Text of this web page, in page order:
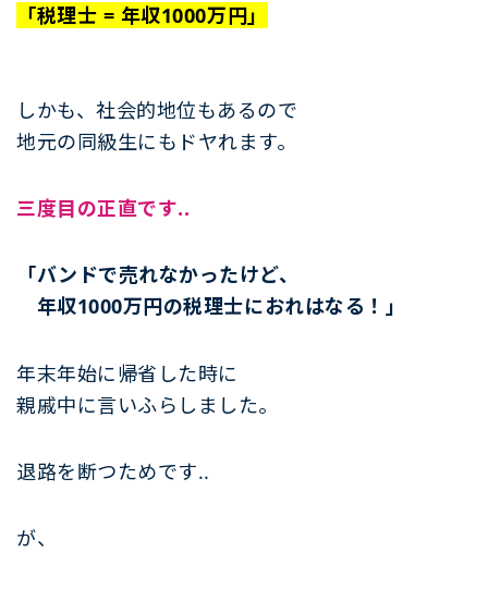
「税理士 = 年収1000万円」
しかも、社会的地位もあるので
地元の同級生にもドヤれます。
三度目の正直です..
「バンドで売れなかったけど、
年収1000万円の税理士におれはなる！」
年末年始に帰省した時に
親戚中に言いふらしました。
退路を断つためです..
が、